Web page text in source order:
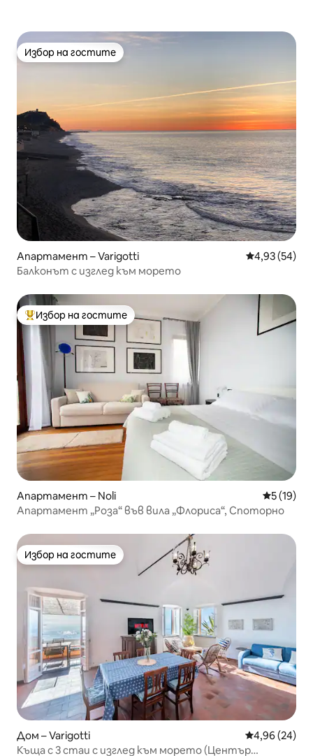
Избор на гостите
Избор на гостите
Апартамент – Varigotti Средна
4,93 (54)
Балконът с изглед към морето
Най-популярен избор на гостите
Избор на гостите
Апартамент – Noli Средна
5 (19)
Апартамент „Роза“ във вила „Флориса“, Споторно
Избор на гостите
Избор на гостите
Дом – Varigotti Средна
4,96 (24)
Къща с 3 стаи с изглед към морето (Център